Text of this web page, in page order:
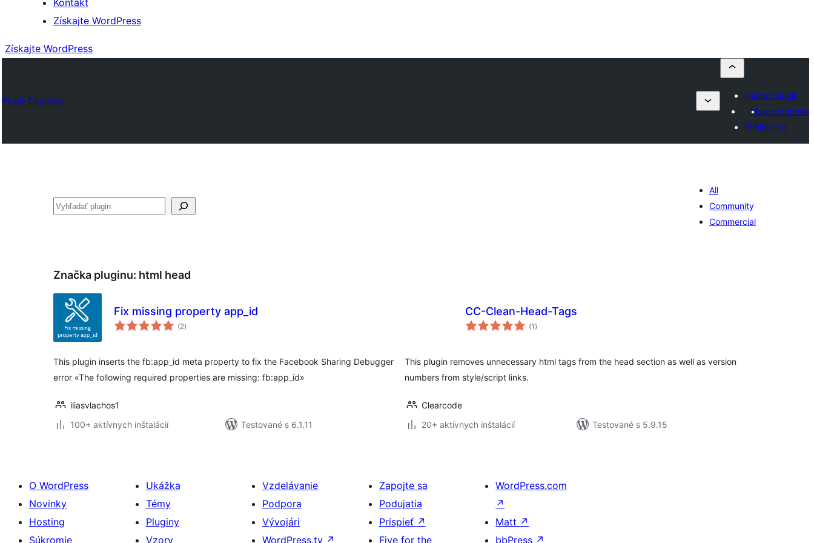
Kontakt
Získajte WordPress
Získajte WordPress
Plugin Directory
Nahrať plugin
Moje obľúbené
Prihlásiť sa
Hľadať
All
Community
Commercial
Značka pluginu: html head
Fix missing property app_id
(2celkové
hodnotenie
)
This plugin inserts the fb:app_id meta property to fix the Facebook Sharing Debugger
error «The following required properties are missing: fb:app_id»
iliasvlachos1
100+ aktívnych inštalácií
Testované s 6.1.11
CC-Clean-Head-Tags
(1 celkové
hodnotenie
)
This plugin removes unnecessary html tags from the head section as well as version
numbers from style/script links.
Clearcode
20+ aktívnych inštalácií
Testované s 5.9.15
O WordPress
Novinky
Hosting
Súkromie
Ukážka
Témy
Pluginy
Vzory
Vzdelávanie
Podpora
Vývojári
WordPress.tv ↗
Zapojte sa
Podujatia
Prispieť ↗
Five for the
WordPress.com
↗
Matt ↗
bbPress ↗